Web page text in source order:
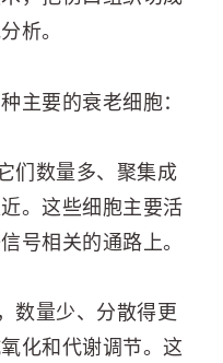
析。
主要的衰老细胞：
们数量多、聚集成
。这些细胞主要活
号相关的通路上。
数量少、分散得更
化和代谢调节。这